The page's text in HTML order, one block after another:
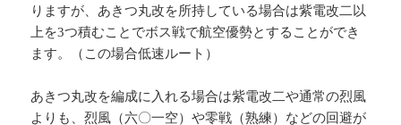
りますが、あきつ丸改を所持している場合は紫電改二以
上を3つ積むことでボス戦で航空優勢とすることができ
ます。（この場合低速ルート）
あきつ丸改を編成に入れる場合は紫電改二や通常の烈風
よりも、烈風（六〇一空）や零戦（熟練）などの回避が